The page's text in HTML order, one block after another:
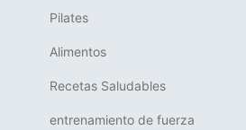
Pilates
Alimentos
Recetas Saludables
entrenamiento de fuerza